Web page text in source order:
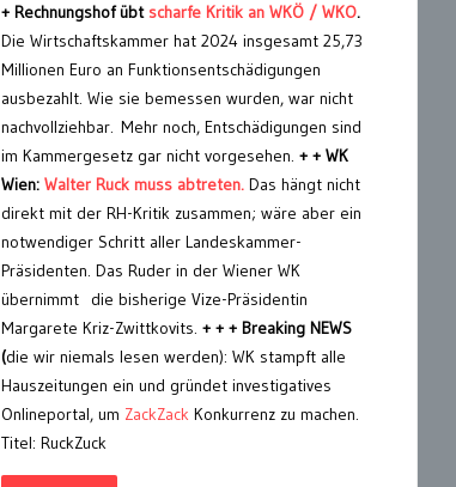
+ Rechnungshof übtscharfe Kritik an WKÖ / WKO.
Die Wirtschaftskammer hat 2024 insgesamt 25,73
Millionen Euro an Funktionsentschädigungen
ausbezahlt. Wie sie bemessen wurden, war nicht
nachvollziehbar. Mehr noch, Entschädigungen sind
im Kammergesetz gar nicht vorgesehen. + + WK
Wien: Walter Ruck muss abtreten. Das hängt nicht
direkt mit der RH-Kritik zusammen; wäre aber ein
notwendiger Schritt aller Landeskammer-
Präsidenten. Das Ruder in der Wiener WK
übernimmt die bisherige Vize-Präsidentin
Margarete Kriz-Zwittkovits. + + + Breaking NEWS
(die wir niemals lesen werden): WK stampft alle
Hauszeitungen ein und gründet investigatives
Onlineportal, um ZackZack Konkurrenz zu machen.
Titel: RuckZuck